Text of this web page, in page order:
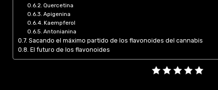
Quercetina
Apigenina
Kaempferol
Antonianina
Sacando el máximo partido de los flavonoides del cannabis
El futuro de los flavonoides